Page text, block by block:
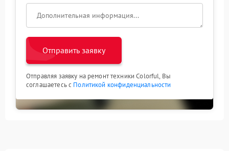
внепланового ремонта.
Отправить заявку
Отправляя заявку на ремонт техники Colorful, Вы
соглашаетесь с Политикой конфиденциальности